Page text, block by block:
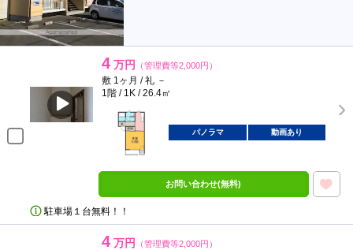
4 万円 （管理費等2,000円）
敷 1ヶ月 / 礼 －
1階 / 1K / 26.4㎡
パノラマ 動画あり
お問い合わせ(無料)
駐車場１台無料！！
4 万円 （管理費等2,000円）